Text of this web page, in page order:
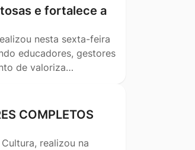
e fortalece a
nesta sexta-feira
educadores, gestores
de valoriza…
COMPLETOS
realizou na